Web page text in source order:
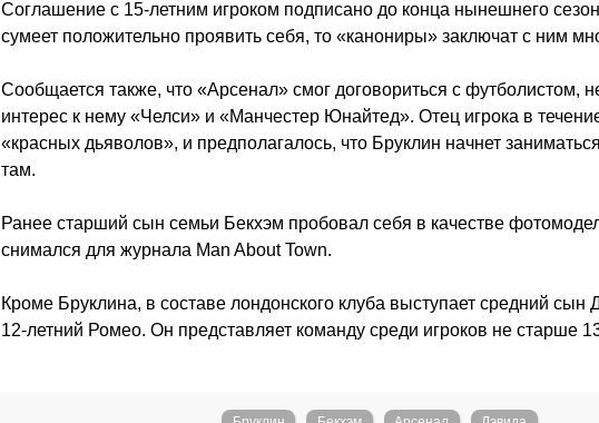
Соглашение с 15-летним игроком подписано до конца нынешнего
сумеет положительно проявить себя, то «канониры» заключат с ним
Сообщается также, что «Арсенал» смог договориться с футболистом,
интерес к нему «Челси» и «Манчестер Юнайтед». Отец игрока в
«красных дьяволов», и предполагалось, что Бруклин начнет
там.
Ранее старший сын семьи Бекхэм пробовал себя в качестве
снимался для журнала Man About Town.
Кроме Бруклина, в составе лондонского клуба выступает средний сын
12-летний Ромео. Он представляет команду среди игроков не старше